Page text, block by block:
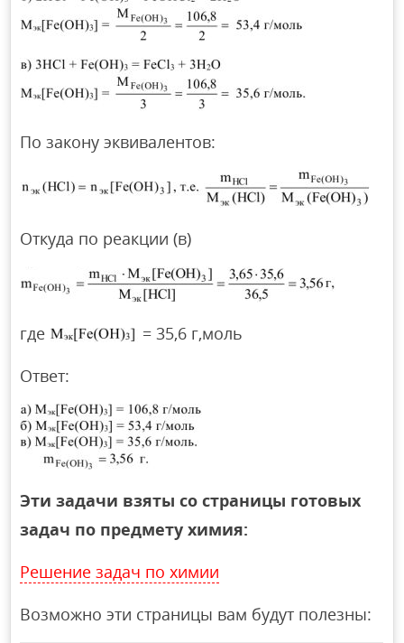
По закону эквивалентов:
Откуда по реакции (в)
где
= 35,6 г,моль
Ответ:
Эти задачи взяты со страницы готовых
задач по предмету химия:
Решение задач по химии
Возможно эти страницы вам будут полезны: